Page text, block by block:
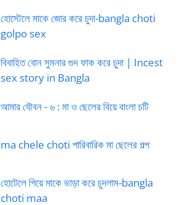
হোস্টেলে মাকে জোর করে চুদা-bangla choti
golpo sex
বিবাহিত বোন সুমনার গুদ ফাক করে চুদা | Incest
sex story in Bangla
আমার যৌবন - ৬ : মা ও ছেলের বিয়ে বাংলা চটি
ma chele choti পারিবারিক মা ছেলের গল্প
হোটেলে গিয়ে মাকে ভাড়া করে চুদলাম-bangla
choti maa